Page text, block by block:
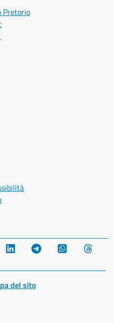
Pretorio
LinkedIn Telegram WhatsApp
del sito